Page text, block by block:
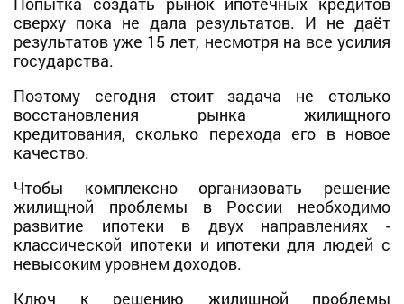
сверху пока не дала результатов. И не даёт
результатов уже 15 лет, несмотря на все усилия
государства.
Поэтому сегодня стоит задача не столько
восстановления рынка жилищного
кредитования, сколько перехода его в новое
качество.
Чтобы комплексно организовать решение
жилищной проблемы в России необходимо
развитие ипотеки в двух направлениях -
классической ипотеки и ипотеки для людей с
невысоким уровнем доходов.
Ключ к решению жилищной проблемы